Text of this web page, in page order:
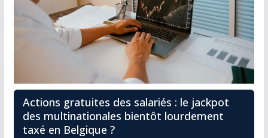
Actions gratuites des salariés : le jackpot
des multinationales bientôt lourdement
taxé en Belgique ?